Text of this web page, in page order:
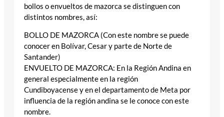
bollos o envueltos de mazorca se distinguen con
distintos nombres, así:
BOLLO DE MAZORCA (Con este nombre se puede
conocer en Bolívar, Cesar y parte de Norte de
Santander)
ENVUELTO DE MAZORCA: En la Región Andina en
general especialmente en la región
Cundiboyacense y en el departamento de Meta por
influencia de la región andina se le conoce con este
nombre.